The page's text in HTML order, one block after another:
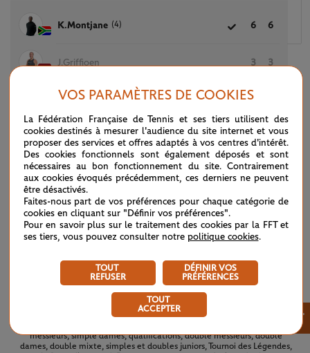
K.Montjane (4) 6 6
J.Griffioen 3 3
D.Mathewson 6 2 4
A.Van Koot (3) 6
M.Ohtani 6 6 2
Y.Kamiji (2) 7 3
Retrouvez les tableaux complets du tournoi 2026. Tous les tableaux et
messieurs, simple dames, qualifications, double messieurs, double
dames, double mixte, simples et doubles juniors, Tournoi des Légendes,
VOS PARAMÈTRES DE COOKIES
La Fédération Française de Tennis et ses tiers utilisent des
cookies destinés à mesurer l'audience du site internet et vous
proposer des services et offres adaptés à vos centres d'intérêt.
Des cookies fonctionnels sont également déposés et sont
nécessaires au bon fonctionnement du site. Contrairement
aux cookies évoqués précédemment, ces derniers ne peuvent
être désactivés.
Faites-nous part de vos préférences pour chaque catégorie de
cookies en cliquant sur "Définir vos préférences".
Pour en savoir plus sur le traitement des cookies par la FFT et
ses tiers, vous pouvez consulter notre politique cookies.
TOUT
REFUSER
DÉFINIR VOS
PRÉFÉRENCES
TOUT
ACCEPTER